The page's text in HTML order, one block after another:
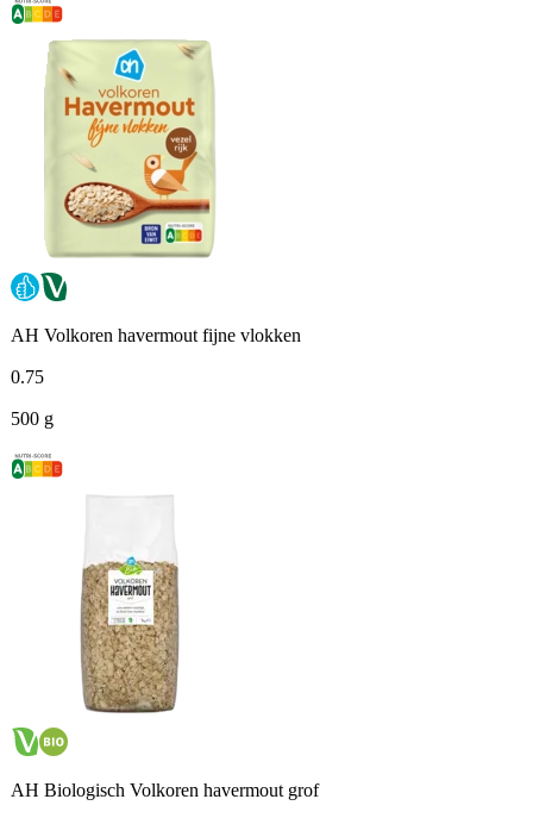
AH Volkoren havermout fijne vlokken
0.75
500 g
AH Biologisch Volkoren havermout grof